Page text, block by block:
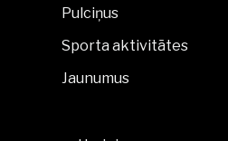
Pulciņus
Sporta aktivitātes
Jaunumus